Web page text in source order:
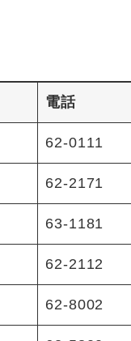
電話
62‐0111
62‐2171
63‐1181
62‐2112
62‐8002